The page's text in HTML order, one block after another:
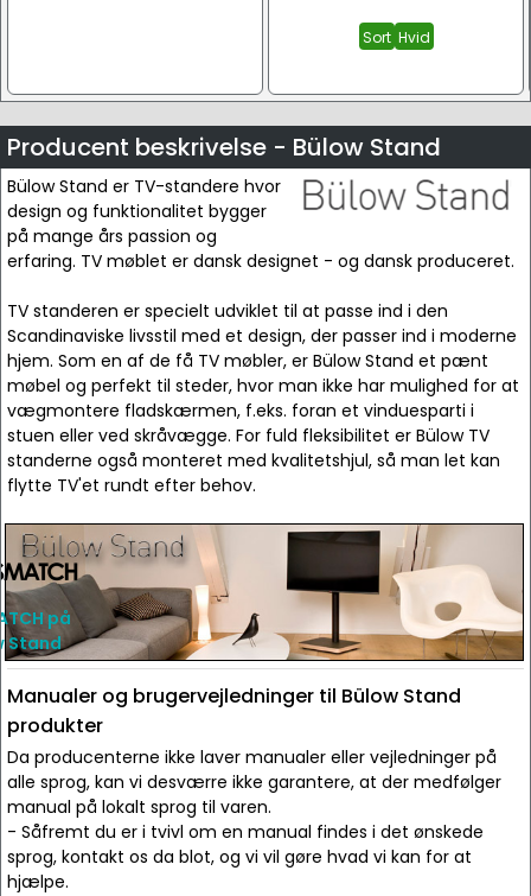
Sort Hvid
Producent beskrivelse - Bülow Stand
Bülow Stand er TV-standere hvor
design og funktionalitet bygger
på mange års passion og
erfaring. TV møblet er dansk designet - og dansk produceret.
TV standeren er specielt udviklet til at passe ind i den
Scandinaviske livsstil med et design, der passer ind i moderne
hjem. Som en af de få TV møbler, er Bülow Stand et pænt
møbel og perfekt til steder, hvor man ikke har mulighed for at
vægmontere fladskærmen, f.eks. foran et vinduesparti i
stuen eller ved skråvægge. For fuld fleksibilitet er Bülow TV
standerne også monteret med kvalitetshjul, så man let kan
flytte TV'et rundt efter behov.
på
Stand
Manualer og brugervejledninger til Bülow Stand
produkter
Da producenterne ikke laver manualer eller vejledninger på
alle sprog, kan vi desværre ikke garantere, at der medfølger
manual på lokalt sprog til varen.
- Såfremt du er i tvivl om en manual findes i det ønskede
sprog, kontakt os da blot, og vi vil gøre hvad vi kan for at
hjælpe.